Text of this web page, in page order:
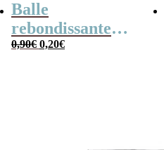
Balle
rebondissante
fluorescente oeil
0,90€ Le
0,20€Le